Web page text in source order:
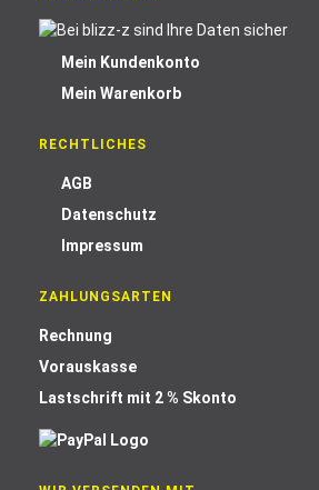
Mein Kundenkonto
Mein Warenkorb
RECHTLICHES
AGB
Datenschutz
Impressum
ZAHLUNGSARTEN
Rechnung
Vorauskasse
Lastschrift mit 2 % Skonto